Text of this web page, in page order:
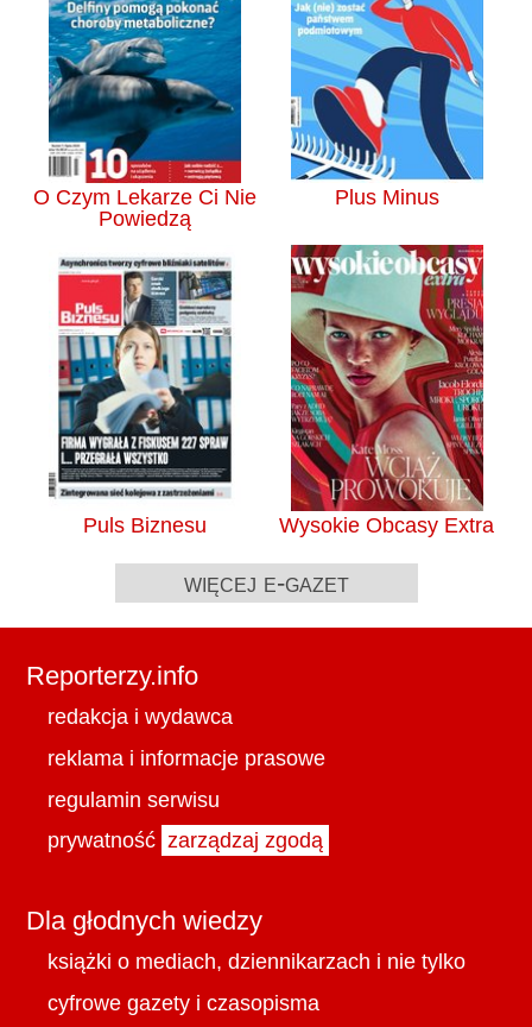
O Czym Lekarze Ci Nie
Powiedzą
Plus Minus
Puls Biznesu Wysokie Obcasy Extra
więcej e-gazet
Reporterzy.info
redakcja i wydawca
reklama i informacje prasowe
regulamin serwisu
prywatność zarządzaj zgodą
Dla głodnych wiedzy
książki o mediach, dziennikarzach i nie tylko
cyfrowe gazety i czasopisma